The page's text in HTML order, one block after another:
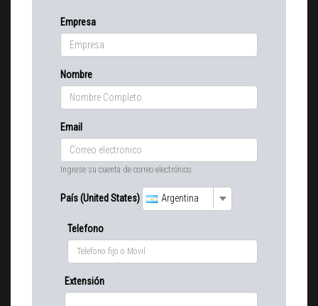
Empresa
Nombre
Email
Ingrese su cuenta de correo electrónico.
País (United States) Argentina
Telefono
Extensión